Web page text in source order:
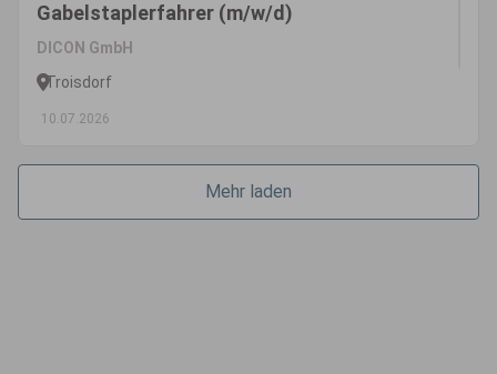
Gabelstaplerfahrer (m/w/d)
DICON GmbH
Troisdorf
10.07.2026
Mehr laden